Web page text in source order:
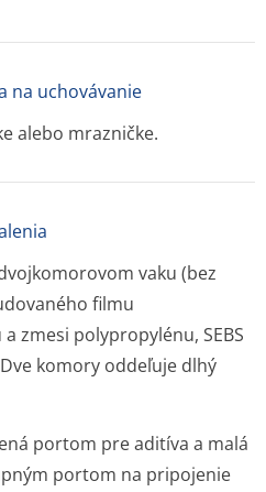
na uchovávanie
alebo mrazničke.
vaku (bez
filmu
zmesi polypropylénu, SEBS
komory oddeľuje dlhý
portom pre aditíva a malá
portom na pripojenie